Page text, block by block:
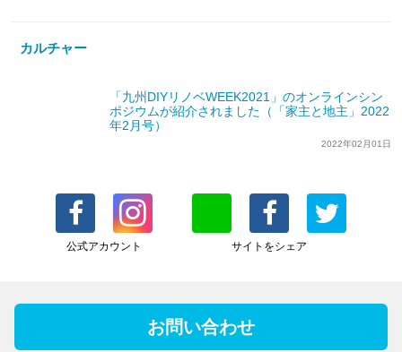
カルチャー
「九州DIYリノベWEEK2021」のオンラインシン
ポジウムが紹介されました（「家主と地主」2022
年2月号）
2022年02月01日
公式アカウント サイトをシェア
お問い合わせ